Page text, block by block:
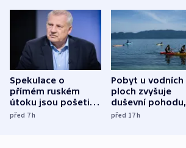
Spekulace o
přímém ruském
útoku jsou pošetilé,
míní estonský
před 7h
Pobyt u vodních
ploch zvyšuje
duševní pohodu,
ukázala
před 17h